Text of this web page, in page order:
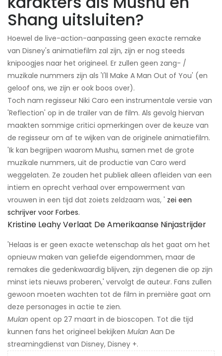
Shang uitsluiten?
Hoewel de live-action-aanpassing geen exacte remake
van Disney's animatiefilm zal zijn, zijn er nog steeds
knipoogjes naar het origineel. Er zullen geen zang- /
muzikale nummers zijn als 'I'll Make A Man Out of You' (en
geloof ons, we zijn er ook boos over).
Toch nam regisseur Niki Caro een instrumentale versie van
'Reflection' op in de trailer van de film. Als gevolg hiervan
maakten sommige critici opmerkingen over de keuze van
de regisseur om af te wijken van de originele animatiefilm.
'Ik kan begrijpen waarom Mushu, samen met de grote
muzikale nummers, uit de productie van Caro werd
weggelaten. Ze zouden het publiek alleen afleiden van een
intiem en oprecht verhaal over empowerment van
vrouwen in een tijd dat zoiets zeldzaam was, ' zei een
schrijver voor Forbes.
Kristine Leahy Verlaat De Amerikaanse Ninjastrijder
'Helaas is er geen exacte wetenschap als het gaat om het
opnieuw maken van geliefde eigendommen, maar de
remakes die gedenkwaardig blijven, zijn degenen die op zijn
minst iets nieuws proberen,' vervolgt de auteur. Fans zullen
gewoon moeten wachten tot de film in première gaat om
deze personages in actie te zien.
Mulan opent op 27 maart in de bioscopen. Tot die tijd
kunnen fans het origineel bekijken Mulan Aan De
streamingdienst van Disney, Disney +.